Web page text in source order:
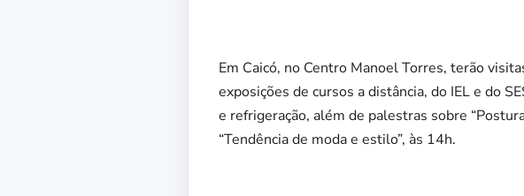
Em Caicó, no Centro Manoel Torres, terão
exposições de cursos a distância, do IEL e do
e refrigeração, além de palestras sobre
“Tendência de moda e estilo”, às 14h.